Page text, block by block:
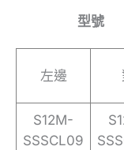
型號
左邊
S12M-
SSSCL09